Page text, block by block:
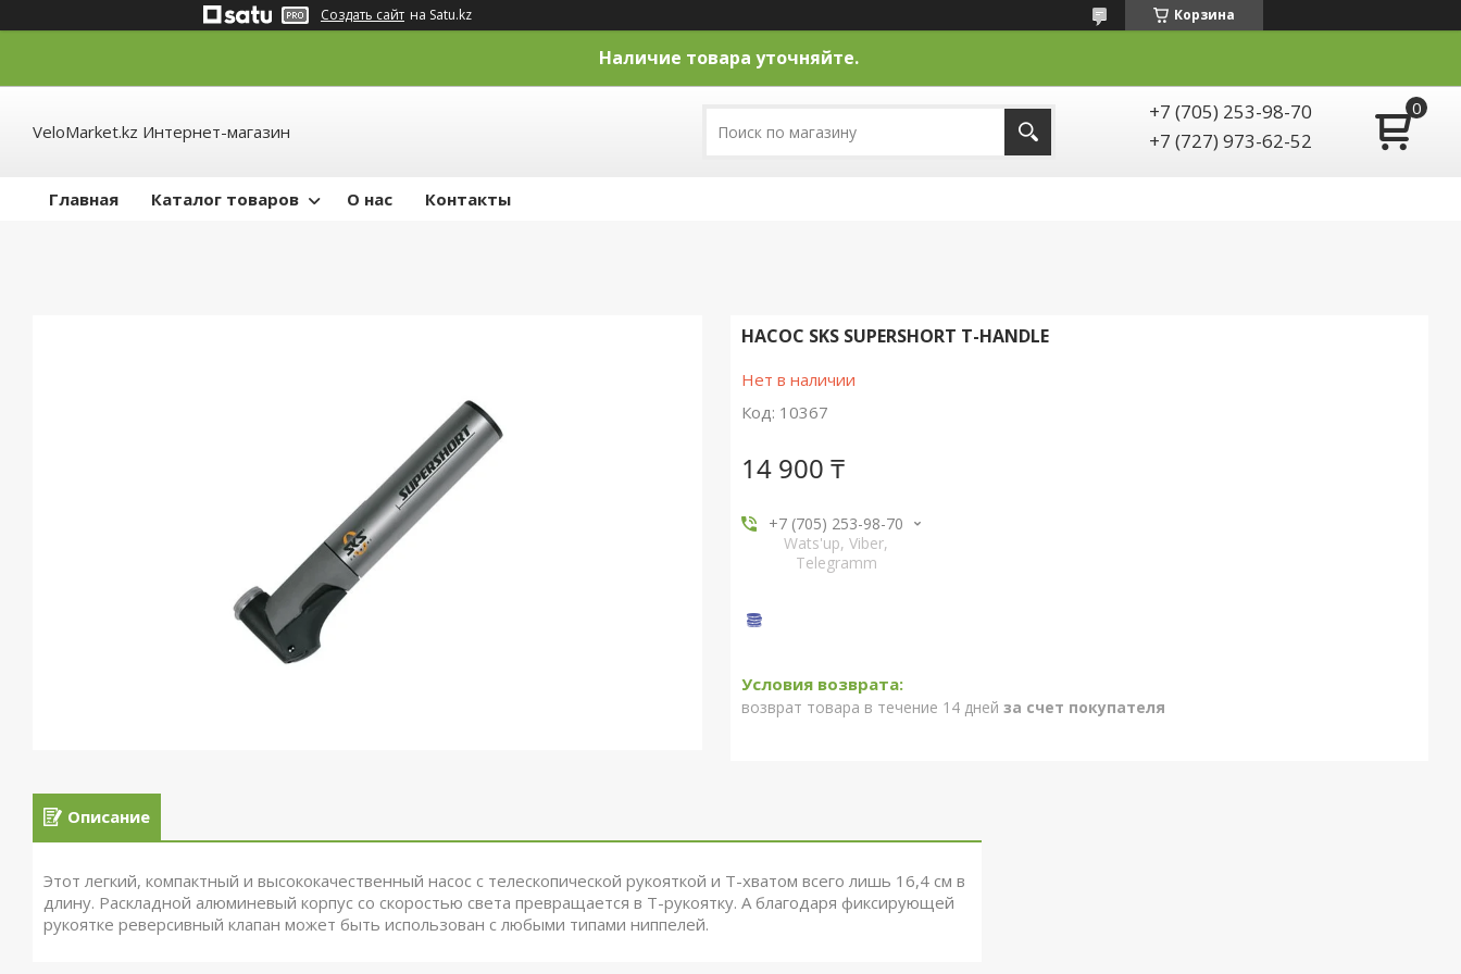
Создать сайт на Satu.kz Корзина
Наличие товара уточняйте.
VeloMarket.kz Интернет-магазин
+7 (705) 253-98-70
+7 (727) 973-62-52
Главная Каталог товаров О нас Контакты
НАСОС SKS SUPERSHORT T-HANDLE
Нет в наличии
Код: 10367
14 900 ₸
+7 (705) 253-98-70
Wats'up, Viber,
Telegramm
возврат товара в течение 14 дней за счет покупателя
Описание
Этот легкий, компактный и высококачественный насос с телескопической рукояткой и Т-хватом всего лишь 16,4 см в
длину. Раскладной алюминевый корпус со скоростью света превращается в Т-рукоятку. А благодаря фиксирующей
рукоятке реверсивный клапан может быть использован с любыми типами ниппелей.